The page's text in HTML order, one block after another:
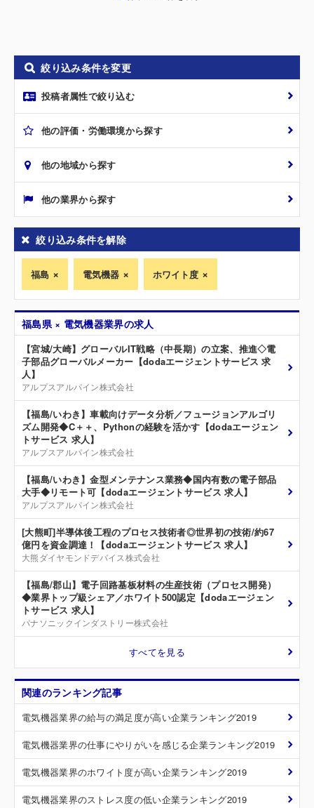
絞り込み条件を変更
投稿者属性で絞り込む
他の評価・労働環境から探す
他の地域から探す
他の業界から探す
絞り込み条件を解除
福島 電気機器 ホワイト度
福島県 × 電気機器業界の求人
【宮城/大崎】グローバルIT戦略（中長期）の立案、推進◇電
子部品グローバルメーカー【dodaエージェントサービス 求
人】
アルプスアルパイン株式会社
【福島/いわき】車載向けデータ分析／フュージョンアルゴリ
ズム開発◆C＋＋、Pythonの経験を活かす【dodaエージェン
トサービス 求人】
アルプスアルパイン株式会社
【福島/いわき】金型メンテナンス業務◆国内有数の電子部品
大手◆リモート可【dodaエージェントサービス 求人】
アルプスアルパイン株式会社
[大熊町]半導体後工程のプロセス技術者◎世界初の技術/約67
億円を資金調達！【dodaエージェントサービス 求人】
大熊ダイヤモンドデバイス株式会社
【福島/郡山】電子回路基板材料の生産技術（プロセス開発）
◆業界トップ級シェア／ホワイト500認定【dodaエージェン
トサービス 求人】
パナソニックインダストリー株式会社
すべてを見る
関連のランキング記事
電気機器業界の給与の満足度が高い企業ランキング2019
電気機器業界の仕事にやりがいを感じる企業ランキング2019
電気機器業界のホワイト度が高い企業ランキング2019
電気機器業界のストレス度の低い企業ランキング2019